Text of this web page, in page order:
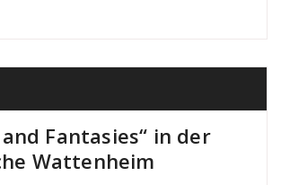
Fantasies“ in der
Wattenheim